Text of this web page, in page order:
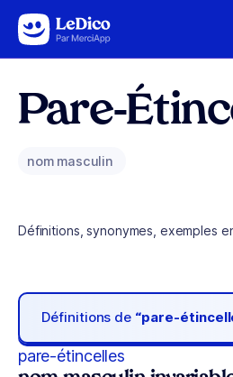
Aller au contenu
Pare-
nom masculin
Définitions, synonymes, exemples
Définitions de “pare-
pare-étincelles